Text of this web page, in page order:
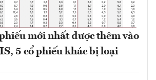
mới nhất được thêm vào
5 cổ phiếu khác bị loại